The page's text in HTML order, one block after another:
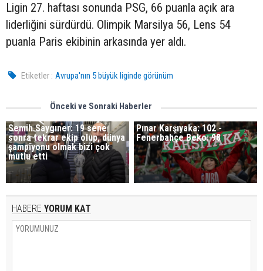
Ligin 27. haftası sonunda PSG, 66 puanla açık ara
liderliğini sürdürdü. Olimpik Marsilya 56, Lens 54
puanla Paris ekibinin arkasında yer aldı.
Etiketler : Avrupa'nın 5 büyük liginde görünüm
Önceki ve Sonraki Haberler
Semih Saygıner: 19 sene
sonra tekrar ekip olup, dünya
şampiyonu olmak bizi çok
mutlu etti
Pınar Karşıyaka: 102 -
Fenerbahçe Beko: 98
HABERE YORUM KAT